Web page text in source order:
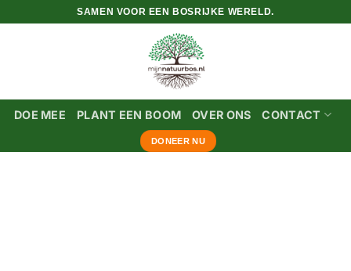
SAMEN VOOR EEN BOSRIJKE WERELD.
DOE MEE PLANT EEN BOOM OVER ONS CONTACT
DONEER NU